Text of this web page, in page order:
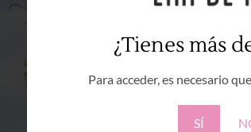
¿Tienes más
Para acceder, es necesario
SÍ